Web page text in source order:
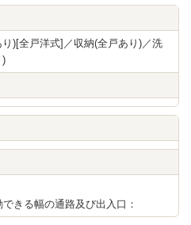
)[全戸洋式]／収納(全戸あり)／洗
)
きる幅の通路及び出入口：